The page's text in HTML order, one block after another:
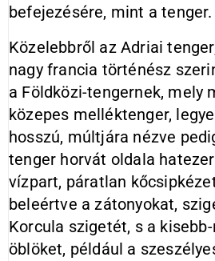
befejezésére, mint a tenger.
Közelebbről az Adriai
nagy francia történész
a Földközi-tengernek, mely
közepes melléktenger,
hosszú, múltjára nézve
tenger horvát oldala
vízpart, páratlan
beleértve a zátonyokat,
Korcula szigetét, s a
öblöket, például a